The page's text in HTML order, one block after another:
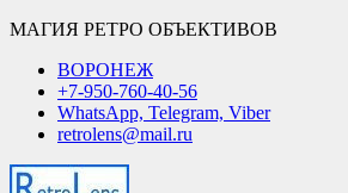
МАГИЯ РЕТРО ОБЪЕКТИВОВ
ВОРОНЕЖ
+7-950-760-40-56
WhatsApp, Telegram, Viber
retrolens@mail.ru